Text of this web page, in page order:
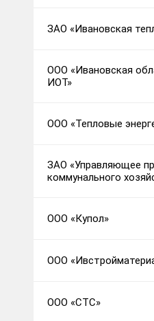
ЗАО «Ивановская
ООО «Ивановская
ИОТ»
ООО «Тепловые
ЗАО «Управляющее
коммунального
ООО «Купол»
ООО
ООО «СТС»